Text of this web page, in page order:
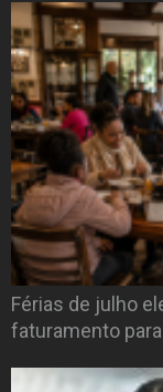
Férias de julho
faturamento